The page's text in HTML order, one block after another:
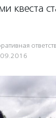
квеста